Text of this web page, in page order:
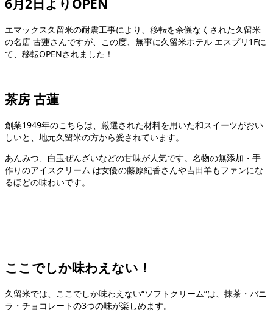
6月2日よりOPEN
エマックス久留米の耐震工事により、移転を余儀なくされた久留米
の名店 古蓮さんですが、この度、無事に久留米ホテル エスプリ1Fに
て、移転OPENされました！
茶房 古蓮
創業1949年のこちらは、厳選された材料を用いた和スイーツがおい
しいと、地元久留米の方から愛されています。
あんみつ、白玉ぜんざいなどの甘味が人気です。名物の無添加・手
作りのアイスクリーム は女優の藤原紀香さんや吉田羊もファンにな
るほどの味わいです。
ここでしか味わえない！
久留米では、ここでしか味わえない“ソフトクリーム”は、抹茶・バニ
ラ・チョコレートの3つの味が楽しめます。